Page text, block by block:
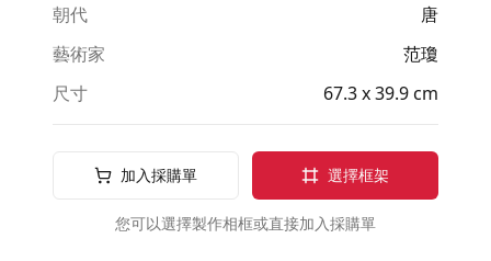
朝代
唐
藝術家
范瓊
尺寸
67.3 x 39.9 cm
加入採購單 選擇框架
您可以選擇製作相框或直接加入採購單